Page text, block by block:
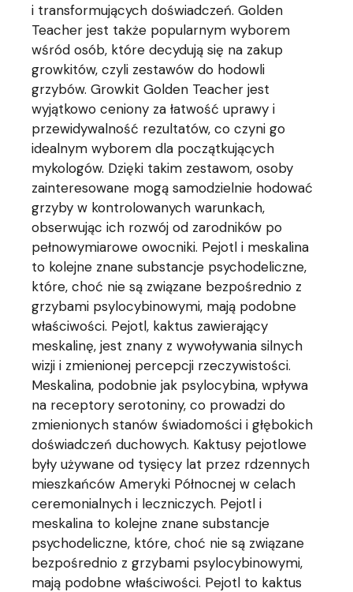
i transformujących doświadczeń. Golden
Teacher jest także popularnym wyborem
wśród osób, które decydują się na zakup
growkitów, czyli zestawów do hodowli
grzybów. Growkit Golden Teacher jest
wyjątkowo ceniony za łatwość uprawy i
przewidywalność rezultatów, co czyni go
idealnym wyborem dla początkujących
mykologów. Dzięki takim zestawom, osoby
zainteresowane mogą samodzielnie hodować
grzyby w kontrolowanych warunkach,
obserwując ich rozwój od zarodników po
pełnowymiarowe owocniki. Pejotl i meskalina
to kolejne znane substancje psychodeliczne,
które, choć nie są związane bezpośrednio z
grzybami psylocybinowymi, mają podobne
właściwości. Pejotl, kaktus zawierający
meskalinę, jest znany z wywoływania silnych
wizji i zmienionej percepcji rzeczywistości.
Meskalina, podobnie jak psylocybina, wpływa
na receptory serotoniny, co prowadzi do
zmienionych stanów świadomości i głębokich
doświadczeń duchowych. Kaktusy pejotlowe
były używane od tysięcy lat przez rdzennych
mieszkańców Ameryki Północnej w celach
ceremonialnych i leczniczych. Pejotl i
meskalina to kolejne znane substancje
psychodeliczne, które, choć nie są związane
bezpośrednio z grzybami psylocybinowymi,
mają podobne właściwości. Pejotl to kaktus